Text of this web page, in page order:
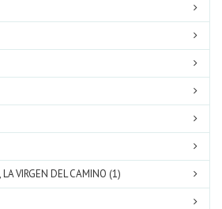
LA VIRGEN DEL CAMINO (1)